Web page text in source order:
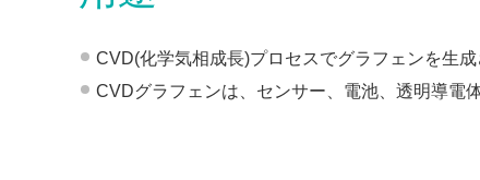
CVD(化学気相成長)プロセスでグラフェンを生
CVDグラフェンは、センサー、電池、透明導電